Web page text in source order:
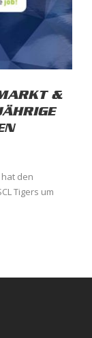
&
hat den
Tigers um